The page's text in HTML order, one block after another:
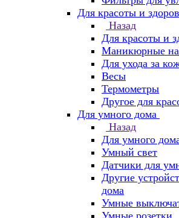
Для красоты и
Назад
Для красоты и
Маникюрные
Для ухода за
Весы
Термометры
Другое для
Для умного дома
Назад
Для умного
Умный свет
Датчики для
Другие
дома
Умные
Умные розетки